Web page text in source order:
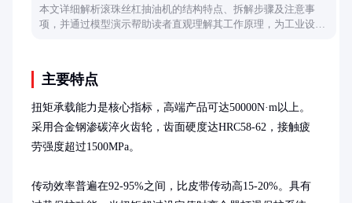
本文详细解析滚珠丝杠抽油机的结构特点、拆解步骤及注意事
项，并通过模型演示帮助读者直观理解其工作原理，为工业设备
主要特点
扭矩承载能力是核心指标，高端产品可达50000N·m以上。
采用合金钢渗碳淬火齿轮，齿面硬度达HRC58-62，接触疲
劳强度超过1500MPa。
传动效率普遍在92-95%之间，比皮带传动高15-20%。具有